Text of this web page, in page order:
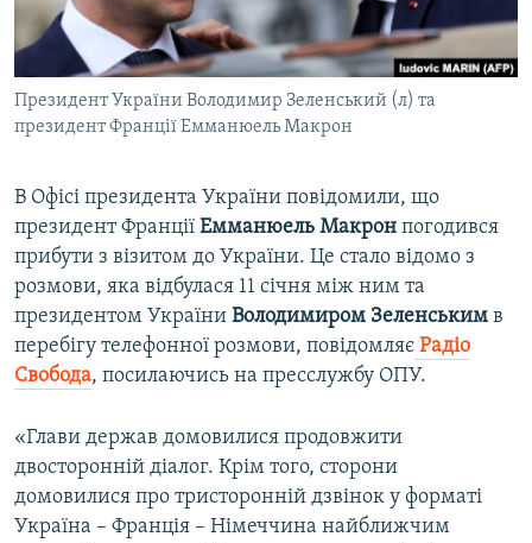
ВІДЕОУРОКИ «ELIFBE»
СВІДЧЕННЯ ОКУПАЦІЇ
УКРАЇНСЬКА ПРОБЛЕМА КРИМУ
Русский
Qırımtatar
Усі сайти RFE/RL
Президент України Володимир Зеленський (л) та
президент Франції Емманюель Макрон
В Офісі президента України повідомили, що
президент Франції Емманюель Макрон погодився
прибути з візитом до України. Це стало відомо з
розмови, яка відбулася 11 січня між ним та
президентом України Володимиром Зеленським в
перебігу телефонної розмови, повідомляє Радіо
Свобода, посилаючись на пресслужбу ОПУ.
«Глави держав домовилися продовжити
двосторонній діалог. Крім того, сторони
домовилися про тристоронній дзвінок у форматі
Україна – Франція – Німеччина найближчим